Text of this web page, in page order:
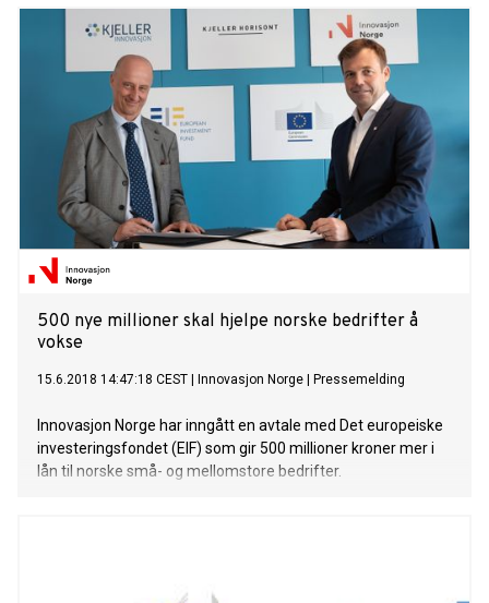
500 nye millioner skal hjelpe norske bedrifter å
vokse
15.6.2018 14:47:18 CEST Innovasjon Norge Pressemelding
Innovasjon Norge har inngått en avtale med Det europeiske
investeringsfondet (EIF) som gir 500 millioner kroner mer i
lån til norske små- og mellomstore bedrifter.